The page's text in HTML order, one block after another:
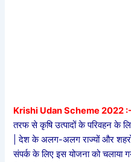
Krishi Udan Scheme 2022 :-
तरफ से कृषि उत्पादों के परिवहन के
| देश के अलग-अलग राज्यों और शहरो
संपर्क के लिए इस योजना को चलाया